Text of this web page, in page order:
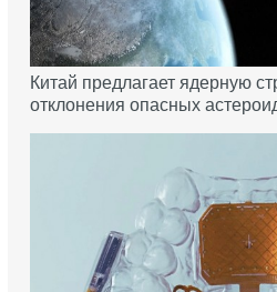
Китай предлагает ядерную
отклонения опасных